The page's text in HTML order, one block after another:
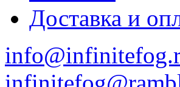
Доставка и